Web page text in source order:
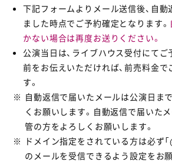
下記フォームよりメール送信後、自動
ました時点でご予約確定となります。
かない場合は再度お送りください。
公演当日は、ライブハウス受付にて
前をお伝えいただければ、前売料金で
す。
自動返信で届いたメールは公演日ま
くお願いします。自動返信で届いた
管の方をよろしくお願いします。
ドメイン指定をされている方は必ず
のメールを受信できるよう設定をお